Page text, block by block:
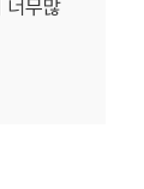
너무많